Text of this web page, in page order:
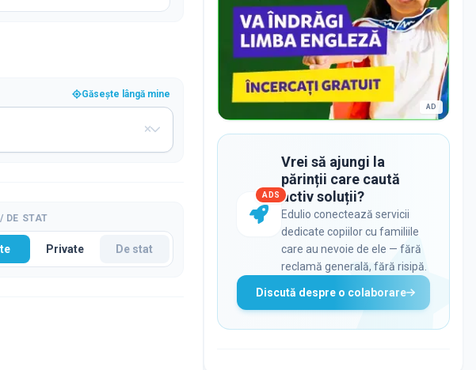
Găsește lângă mine
DE STAT
Private De stat
AD
ADS
Vrei să ajungi la
părinții care caută
activ soluții?
Edulio conectează servicii
dedicate copiilor cu familiile
care au nevoie de ele — fără
reclamă generală, fără risipă.
Discută despre o colaborare